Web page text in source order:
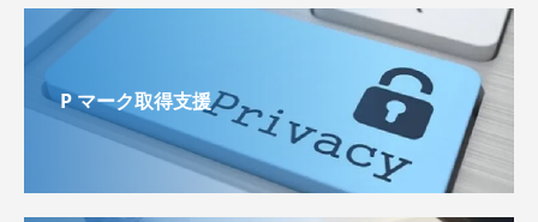
P マーク取得支援